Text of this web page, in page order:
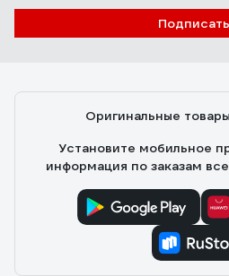
Оригинальные
Установите мобильное
информация по заказам